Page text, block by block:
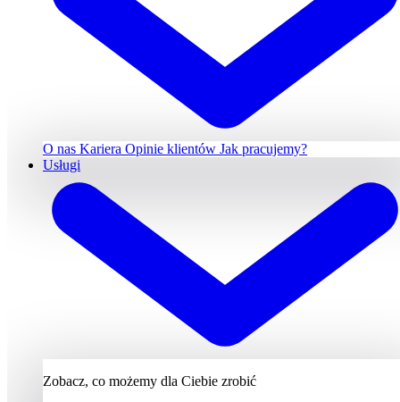
O nas Kariera Opinie klientów Jak pracujemy?
Usługi
Zobacz, co możemy dla Ciebie zrobić